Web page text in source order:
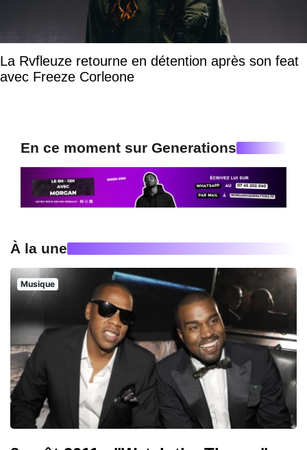
La Rvfleuze retourne en détention après son feat
avec Freeze Corleone
En ce moment sur Generations
À la une
Musique